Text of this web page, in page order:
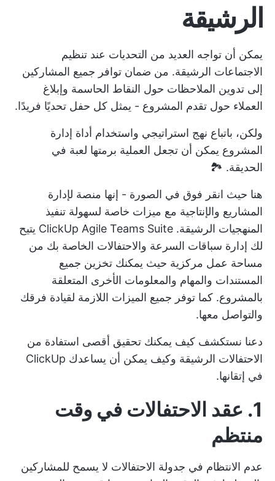
الرشيقة
يمكن أن تواجه العديد من التحديات عند تنظيم
الاجتماعات الرشيقة. من ضمان توافر جميع المشاركين
إلى تدوين الملاحظات حول النقاط الحاسمة وإبلاغ
العملاء حول تقدم المشروع - يمثل كل حفل تحديًا فريدًا.
ولكن، باتباع نهج استراتيجي واستخدام أداة إدارة
المشروع يمكن أن تجعل العملية برمتها لعبة في
الحديقة. 🏞️
هنا حيث انقر فوق في الصورة - إنها منصة لإدارة
المشاريع والإنتاجية مع ميزات خاصة لسهولة تنفيذ
المنهجيات الرشيقة. ClickUp Agile Teams Suite يتيح
لك إدارة سباقات السرعة والاحتفالات الخاصة بك من
مساحة عمل مركزية حيث يمكنك تخزين جميع
المستندات والمهام والمعلومات الأخرى المتعلقة
بالمشروع. كما توفر جميع الميزات اللازمة لقيادة فرقك
والتواصل معها.
دعنا نستكشف كيف يمكنك تحقيق أقصى استفادة من
الاحتفالات الرشيقة وكيف يمكن أن يساعدك ClickUp
في إتقانها.
1. عقد الاحتفالات في وقت
منتظم
عدم الانتظام في جدولة الاحتفالات لا يسمح للمشاركين